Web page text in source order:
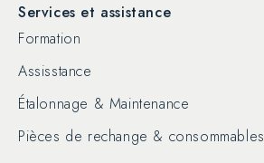
Services et assistance
Formation
Assisstance
Étalonnage & Maintenance
Pièces de rechange & consommables